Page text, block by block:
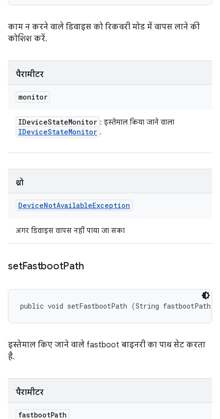
काम न करने वाले डिवाइस को रिकवरी मोड में वापस लाने की
कोशिश करें.
पैरामीटर
monitor
IDeviceStateMonitor : इस्तेमाल किया जाने वाला
IDeviceStateMonitor .
थ्रो
DeviceNotAvailableException
अगर डिवाइस वापस नहीं पाया जा सका
setFastbootPath
public void setFastbootPath (String fastbootPath)
इस्तेमाल किए जाने वाले fastboot बाइनरी का पाथ सेट करता
है.
पैरामीटर
fastbootPath